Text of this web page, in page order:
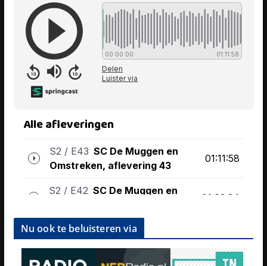
Nu ook te beluisteren via